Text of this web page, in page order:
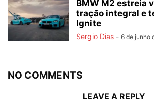
BMW M2 estreia
tração integral e
Ignite
Sergio Dias - 6 de junho
NO COMMENTS
LEAVE A REPLY